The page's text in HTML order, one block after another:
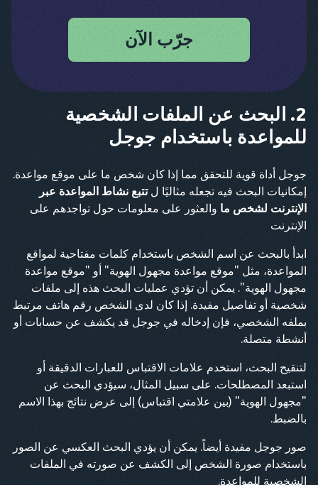
جرّب الآن
2. البحث عن الملفات الشخصية
للمواعدة باستخدام جوجل
جوجل أداة قوية للتحقق مما إذا كان شخص ما على موقع مواعدة.
إمكانيات البحث فيه تجعله مثاليًا لتتبع نشاط المواعدة عبر
الإنترنت لشخص ما والعثور على معلومات حول تواجدهم على
الإنترنت
ابدأ بالبحث عن اسم الشخص باستخدام كلمات مفتاحية لمواقع
المواعدة، مثل "موقع مواعدة مجهول الهوية" أو "موقع مواعدة
مجهول الهوية". يمكن أن تؤدي عمليات البحث هذه إلى ملفات
شخصية أو تفاصيل مفيدة. إذا كان لدى الشخص رقم هاتف مرتبط
بملفه الشخصي، فإن إدخاله في جوجل قد يكشف عن حسابات أو
أنشطة متصلة.
لتنقيح البحث، استخدم علامات الاقتباس للعبارات الدقيقة أو
استبعد المصطلحات. على سبيل المثال، سيؤدي البحث عن
"مجهول الهوية" (بين علامتي اقتباس) إلى عرض نتائج بهذا الاسم
بالضبط.
صور جوجل مفيدة أيضاً. يمكن أن يؤدي البحث العكسي عن الصور
باستخدام صورة الشخص إلى الكشف عن صورته في الملفات
الشخصية للمواعدة.